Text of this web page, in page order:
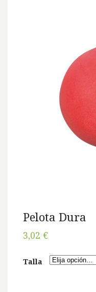
Pelota Dura
3,02 €
Talla